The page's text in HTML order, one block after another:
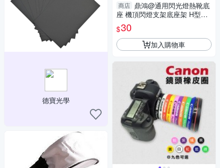
德寶光學
商店 鼎鴻@通用閃光燈熱靴底
座 機頂閃燈支架底座架 H型固
定座 外置閃光燈專用 三腳架 雲
台
$30
加入購物車